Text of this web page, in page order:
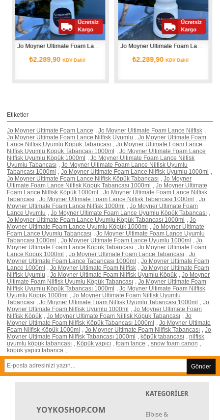
Jo Moyner Ultimate Foam Lance Bosch Uyumlu Köpük Tabancası 1000ml
Ücretsiz
Kargo
Jo Moyner Ultimate Foam Lance Lavor Uyumlu Köpük Tabancası 1000ml
₺2.289,90
Ücretsiz
Kargo
₺899,90
Etiketler
Jo Moyner Ultimate Foam Lance , Jo Moyner Ultimate Foam Lance Nilfisk ,
Jo Moyner Ultimate Foam Lance Nilfisk Uyumlu , Jo Moyner Ultimate Foam
Lance Nilfisk Uyumlu Köpük Tabancası , Jo Moyner Ultimate Foam Lance
Nilfisk Uyumlu Köpük Tabancası 1000ml , Jo Moyner Ultimate Foam Lance
Nilfisk Uyumlu Köpük 1000ml , Jo Moyner Ultimate Foam Lance Nilfisk
Uyumlu Tabancası , Jo Moyner Ultimate Foam Lance Nilfisk Uyumlu
Tabancası 1000ml , Jo Moyner Ultimate Foam Lance Nilfisk Uyumlu 1000ml ,
Jo Moyner Ultimate Foam Lance Nilfisk Köpük Tabancası , Jo Moyner
Ultimate Foam Lance Nilfisk Köpük Tabancası 1000ml , Jo Moyner Ultimate
Foam Lance Nilfisk Köpük 1000ml , Jo Moyner Ultimate Foam Lance Nilfisk
Tabancası , Jo Moyner Ultimate Foam Lance Nilfisk Tabancası 1000ml , Jo
Moyner Ultimate Foam Lance Nilfisk 1000ml , Jo Moyner Ultimate Foam
Lance Uyumlu , Jo Moyner Ultimate Foam Lance Uyumlu Köpük Tabancası ,
Jo Moyner Ultimate Foam Lance Uyumlu Köpük Tabancası 1000ml , Jo
Moyner Ultimate Foam Lance Uyumlu Köpük 1000ml , Jo Moyner Ultimate
Foam Lance Uyumlu Tabancası , Jo Moyner Ultimate Foam Lance Uyumlu
Tabancası 1000ml , Jo Moyner Ultimate Foam Lance Uyumlu 1000ml , Jo
Moyner Ultimate Foam Lance Köpük Tabancası , Jo Moyner Ultimate Foam
Lance Köpük 1000ml , Jo Moyner Ultimate Foam Lance Tabancası , Jo
Moyner Ultimate Foam Lance Tabancası 1000ml , Jo Moyner Ultimate Foam
Lance 1000ml , Jo Moyner Ultimate Foam Nilfisk , Jo Moyner Ultimate Foam
Nilfisk Uyumlu , Jo Moyner Ultimate Foam Nilfisk Uyumlu Köpük , Jo Moyner
Ultimate Foam Nilfisk Uyumlu Köpük Tabancası , Jo Moyner Ultimate Foam
Nilfisk Uyumlu Köpük Tabancası 1000ml , Jo Moyner Ultimate Foam Nilfisk
Uyumlu Köpük 1000ml , Jo Moyner Ultimate Foam Nilfisk Uyumlu
Tabancası , Jo Moyner Ultimate Foam Nilfisk Uyumlu Tabancası 1000ml , Jo
Moyner Ultimate Foam Nilfisk Uyumlu 1000ml , Jo Moyner Ultimate Foam
Nilfisk Köpük , Jo Moyner Ultimate Foam Nilfisk Köpük Tabancası , Jo
Moyner Ultimate Foam Nilfisk Köpük Tabancası 1000ml , Jo Moyner Ultimate
Foam Nilfisk Köpük 1000ml , Jo Moyner Ultimate Foam Nilfisk Tabancası , Jo
Moyner Ultimate Foam Nilfisk Tabancası 1000ml , köpük tabancası , nilfisk
uyumlu köpük tabancası , Köpük yapıcı , foam lance , snow foam canon ,
köpük yapıcı tabanca ,
Gönder
YOYKOSHOP.COM
KATEGORİLER
Elbise &